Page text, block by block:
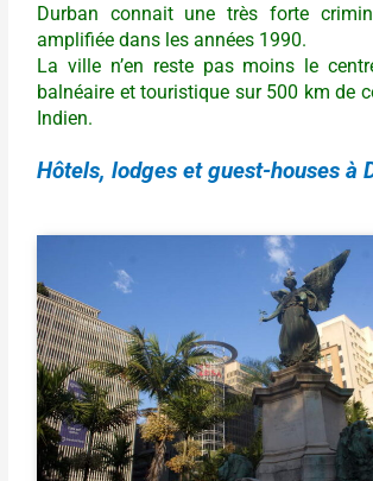
Durban connait une très forte
amplifiée dans les années 1990.
La ville n’en reste pas moins le
balnéaire et touristique sur 500 km de
Indien.
Hôtels, lodges et guest-houses à